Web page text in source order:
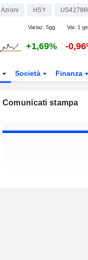
Azioni HSY
Variaz. 5gg Var. 1
+1,69% -
Società Finanza
Comunicati stampa